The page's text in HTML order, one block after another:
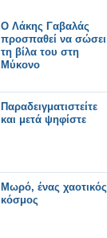
Ο Λάκης Γαβαλάς
προσπαθεί να σώσει
τη βίλα του στη
Μύκονο
Παραδειγματιστείτε
και μετά ψηφίστε
Μωρό, ένας χαοτικός
κόσμος